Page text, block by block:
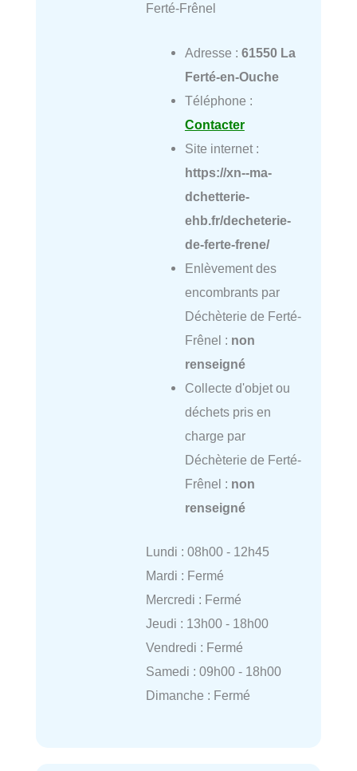
Ferté-Frênel
Adresse : 61550 La
Ferté-en-Ouche
Téléphone :
Contacter
Site internet :
https://xn--ma-
dchetterie-
ehb.fr/decheterie-
de-ferte-frene/
Enlèvement des
encombrants par
Déchèterie de Ferté-
Frênel : non
renseigné
Collecte d'objet ou
déchets pris en
charge par
Déchèterie de Ferté-
Frênel : non
renseigné
Lundi : 08h00 - 12h45
Mardi : Fermé
Mercredi : Fermé
Jeudi : 13h00 - 18h00
Vendredi : Fermé
Samedi : 09h00 - 18h00
Dimanche : Fermé